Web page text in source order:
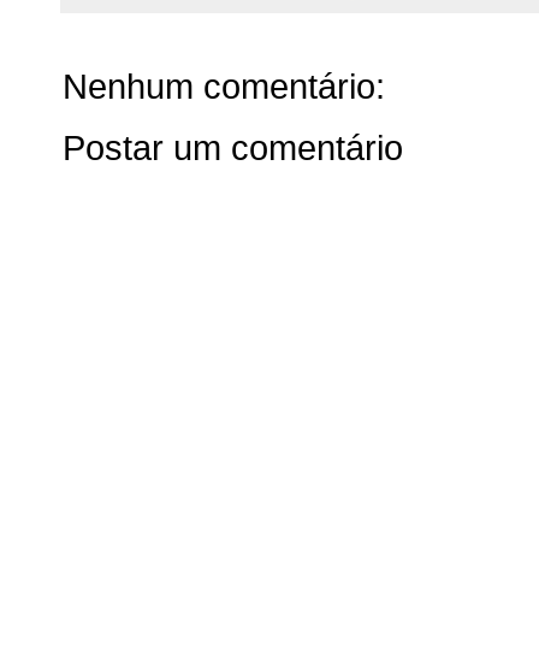
Nenhum comentário:
Postar um comentário